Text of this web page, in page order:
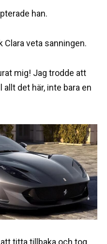
han.
Clara veta sanningen.
mig! Jag trodde att
det här, inte bara en
titta tillbaka och tog